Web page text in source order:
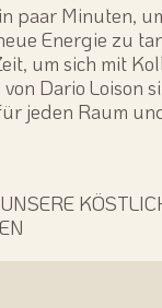
paar Minuten,
Energie zu
um sich mit
Dario Loison
jeden Raum